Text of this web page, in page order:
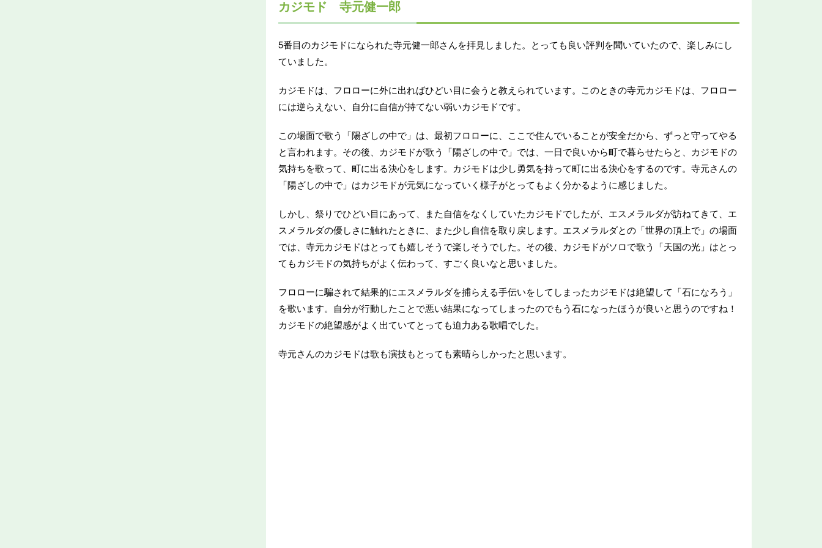
カジモド 寺元健一郎
5番目のカジモドになられた寺元健一郎さんを拝見しました。とっても良い評判を聞いていたので、楽しみにし
ていました。
カジモドは、フロローに外に出ればひどい目に会うと教えられています。このときの寺元カジモドは、フロロー
には逆らえない、自分に自信が持てない弱いカジモドです。
この場面で歌う「陽ざしの中で」は、最初フロローに、ここで住んでいることが安全だから、ずっと守ってやる
と言われます。その後、カジモドが歌う「陽ざしの中で」では、一日で良いから町で暮らせたらと、カジモドの
気持ちを歌って、町に出る決心をします。カジモドは少し勇気を持って町に出る決心をするのです。寺元さんの
「陽ざしの中で」はカジモドが元気になっていく様子がとってもよく分かるように感じました。
しかし、祭りでひどい目にあって、また自信をなくしていたカジモドでしたが、エスメラルダが訪ねてきて、エ
スメラルダの優しさに触れたときに、また少し自信を取り戻します。エスメラルダとの「世界の頂上で」の場面
では、寺元カジモドはとっても嬉しそうで楽しそうでした。その後、カジモドがソロで歌う「天国の光」はとっ
てもカジモドの気持ちがよく伝わって、すごく良いなと思いました。
フロローに騙されて結果的にエスメラルダを捕らえる手伝いをしてしまったカジモドは絶望して「石になろう」
を歌います。自分が行動したことで悪い結果になってしまったのでもう石になったほうが良いと思うのですね！
カジモドの絶望感がよく出ていてとっても迫力ある歌唱でした。
寺元さんのカジモドは歌も演技もとっても素晴らしかったと思います。